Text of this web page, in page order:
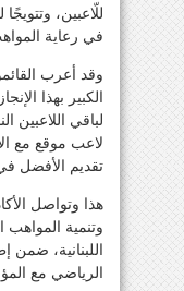
للّاعبين، وتتويجًا
في رعاية
وقد أعرب
الكبير بهذا
لاعب موقع مع
تقديم الأفضل
هذا وتواصل
وتنمية المواهب
اللبنانية، ضمن
الرياضي مع